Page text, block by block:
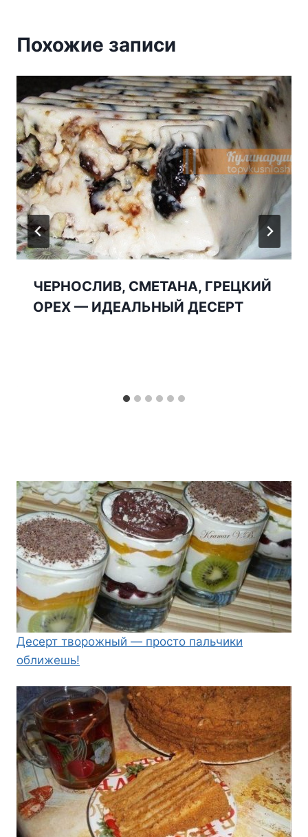
Похожие записи
ЧЕРНОСЛИВ, СМЕТАНА, ГРЕЦКИЙ
ОРЕХ — ИДЕАЛЬНЫЙ ДЕСЕРТ
Десерт творожный — просто пальчики
оближешь!